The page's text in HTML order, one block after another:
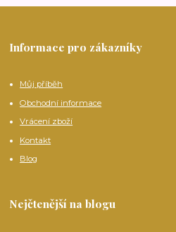
Informace pro zákazníky
Můj příběh
Obchodní informace
Vrácení zboží
Kontakt
Blog
Nejčtenější na blogu